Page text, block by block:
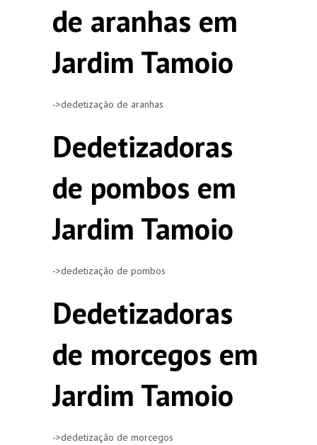
de aranhas em
Jardim Tamoio
->dedetização de aranhas
Dedetizadoras
de pombos em
Jardim Tamoio
->dedetização de pombos
Dedetizadoras
de morcegos em
Jardim Tamoio
->dedetização de morcegos